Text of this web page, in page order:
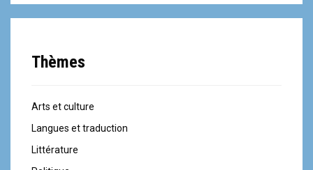
Thèmes
Arts et culture
Langues et traduction
Littérature